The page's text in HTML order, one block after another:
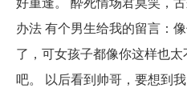
办法 有个男生给我的留言：
了，可女孩子都像你这样也
吧。 以后看到帅哥，要想到